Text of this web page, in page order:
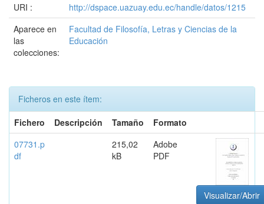
URI :
http://dspace.uazuay.edu.ec/handle/datos/1215
Aparece en
las
colecciones:
Facultad de Filosofía, Letras y Ciencias de la
Educación
Ficheros en este ítem:
Fichero
Descripción Tamaño
Formato
07731.p
df
215,02
kB
Adobe
PDF
Visualizar/Abrir